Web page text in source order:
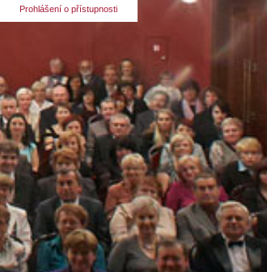
Prohlášení o přístupnosti